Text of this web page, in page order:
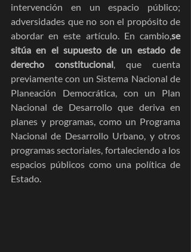
intervención en un espacio público;
adversidades que no son el propósito de
abordar en este artículo. En cambio,se
sitúa en el supuesto de un estado de
derecho constitucional, que cuenta
previamente con un Sistema Nacional de
Planeación Democrática, con un Plan
Nacional de Desarrollo que deriva en
planes y programas, como un Programa
Nacional de Desarrollo Urbano, y otros
programas sectoriales, fortaleciendo a los
espacios públicos como una política de
Estado.